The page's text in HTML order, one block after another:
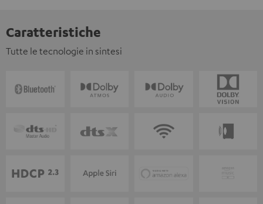
Caratteristiche
Tutte le tecnologie in sintesi